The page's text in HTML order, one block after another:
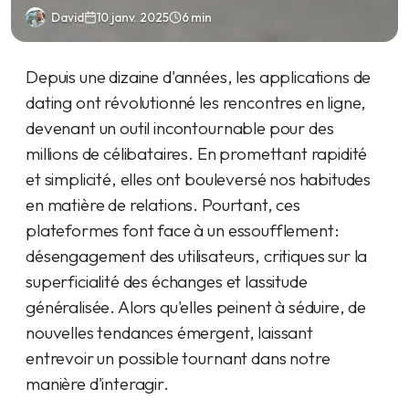
David 10 janv. 2025 6 min
Depuis une dizaine d'années, les applications de
dating ont révolutionné les rencontres en ligne,
devenant un outil incontournable pour des
millions de célibataires. En promettant rapidité
et simplicité, elles ont bouleversé nos habitudes
en matière de relations. Pourtant, ces
plateformes font face à un essoufflement :
désengagement des utilisateurs, critiques sur la
superficialité des échanges et lassitude
généralisée. Alors qu'elles peinent à séduire, de
nouvelles tendances émergent, laissant
entrevoir un possible tournant dans notre
manière d'interagir.